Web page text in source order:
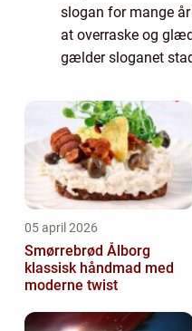
slogan for mange
at overraske og
gælder sloganet
døren – eventuelt
person...
05 april 2026
Smørrebrød Ålborg
klassisk håndmad med
moderne twist